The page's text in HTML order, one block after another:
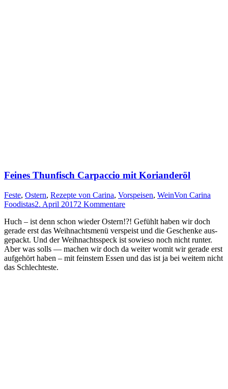
Feines Thunfisch Carpaccio mit Korianderöl
Feste, Ostern, Rezepte von Carina, Vorspeisen, WeinVon Carina
Foodistas2. April 20172 Kommentare
Huch – ist denn schon wie­der Ostern!?! Gefühlt haben wir doch
gera­de erst das Weih­nachts­me­nü ver­speist und die Geschen­ke aus­
ge­packt. Und der Weih­nachts­speck ist sowie­so noch nicht run­ter.
Aber was solls — machen wir doch da wei­ter womit wir gera­de erst
auf­ge­hört haben – mit feins­tem Essen und das ist ja bei wei­tem nicht
das Schlechteste.